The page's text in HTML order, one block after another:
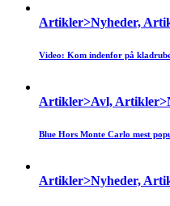
Artikler>Nyheder,
Video: Kom indenfor på
Artikler>Avl,
Blue Hors Monte Carlo mest
Artikler>Nyheder,